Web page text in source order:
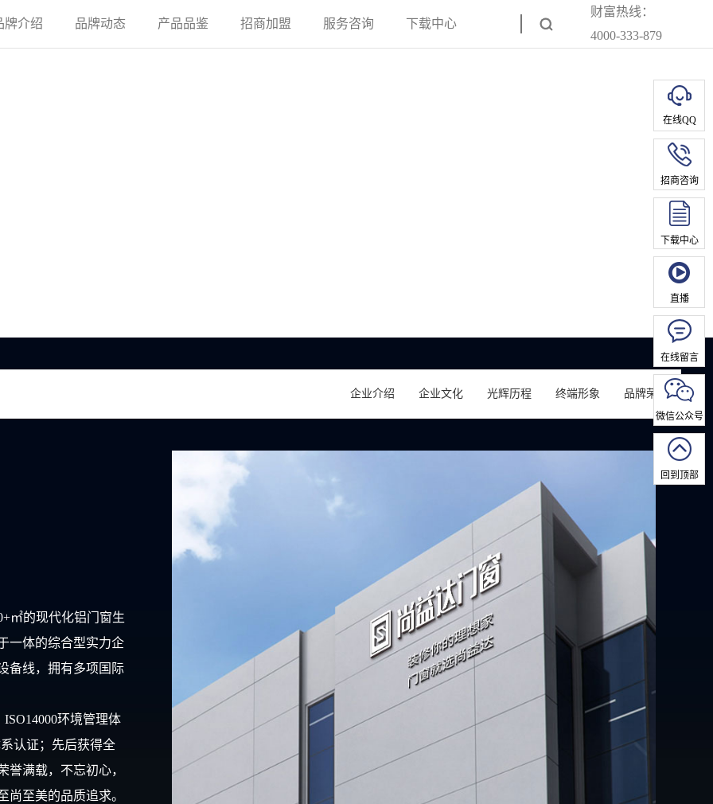
牌介绍 品牌动态 产品品鉴 招商加盟 服务咨询 下载中心
财富热线：
4000-333-879
企业介绍 企业文化 光辉历程 终端形象 品牌荣誉
㎡的现代化铝门窗生
一体的综合型实力企
备线，拥有多项国际
环境管理体
认证；先后获得全
满载，不忘初心，
至美的品质追求。
在线QQ
招商咨询
下载中心
直播
在线留言
微信公众号
回到顶部